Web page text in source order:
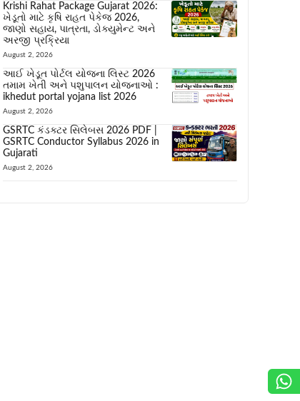
Krishi Rahat Package Gujarat 2026:
ખેડૂતો માટે કૃષિ રાહત પેકેજ 2026,
જાણો સહાય, પાત્રતા, ડોક્યુમેન્ટ અને
અરજી પ્રક્રિયા
August 2, 2026
આઈ ખેડૂત પોર્ટલ યોજના લિસ્ટ 2026
તમામ ખેતી અને પશુપાલન યોજનાઓ :
ikhedut portal yojana list 2026
August 2, 2026
GSRTC કંડક્ટર સિલેબસ 2026 PDF |
GSRTC Conductor Syllabus 2026 in
Gujarati
August 2, 2026